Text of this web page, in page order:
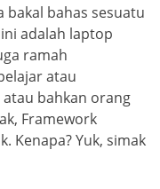
bahas sesuatu
adalah laptop
ramah
atau
bahkan orang
Framework
Kenapa? Yuk, simak